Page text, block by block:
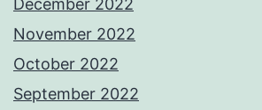
December 2022
November 2022
October 2022
September 2022